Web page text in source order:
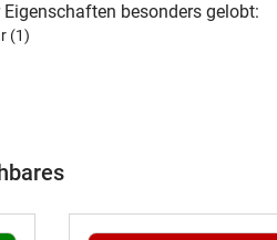
besonders gelobt:
(1)